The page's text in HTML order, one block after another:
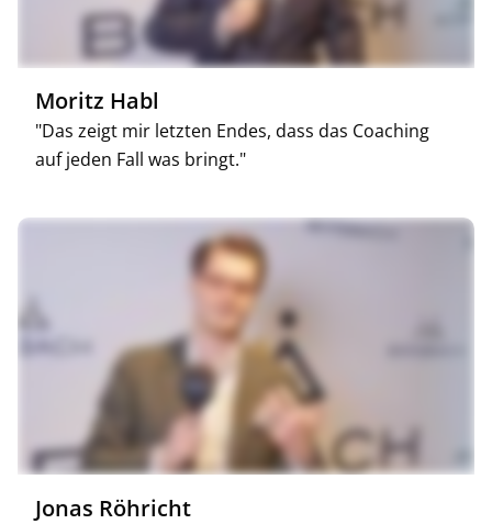
Moritz Habl
"Das zeigt mir letzten Endes, dass das Coaching
auf jeden Fall was bringt."
Jonas Röhricht